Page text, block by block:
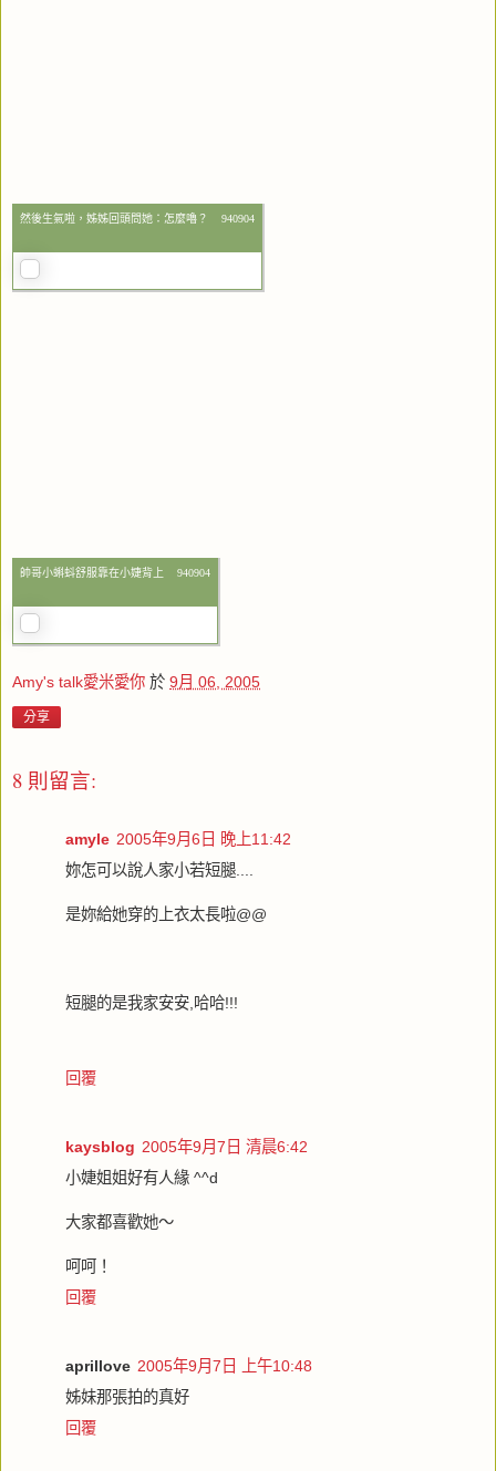
然後生氣啦，姊姊回頭問她：怎麼嚕？ 940904
帥哥小蝌蚪舒服靠在小婕背上 940904
Amy's talk愛米愛你 於 9月 06, 2005
分享
8 則留言:
amyle 2005年9月6日 晚上11:42
妳怎可以說人家小若短腿....
是妳給她穿的上衣太長啦@@
短腿的是我家安安,哈哈!!!
回覆
kaysblog 2005年9月7日 清晨6:42
小婕姐姐好有人緣 ^^d
大家都喜歡她～
呵呵！
回覆
aprillove 2005年9月7日 上午10:48
姊妹那張拍的真好
回覆